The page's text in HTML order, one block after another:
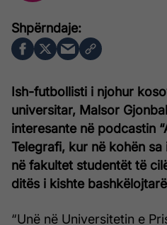
Ish-futbollisti i njohur
universitar, Malsor
interesante në podcastin
Telegrafi, kur në kohën
në fakultet studentët të
ditës i kishte
“Unë në Universitetin e